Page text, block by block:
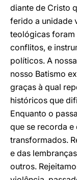
diante de Cristo
ferido a unidade
teológicas
conflitos, e
políticos. A
nosso Batismo
graças à qual
históricos que
Enquanto o
que se recorda
transformados.
e das
outros.